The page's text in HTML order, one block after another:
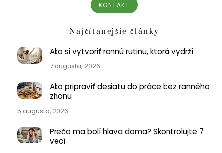
KONTAKT
Najčítanejšie články
Ako si vytvoriť rannú rutinu, ktorá vydrží
7 augusta, 2026
Ako pripraviť desiatu do práce bez ranného
zhonu
5 augusta, 2026
Prečo ma bolí hlava doma? Skontrolujte 7
vecí